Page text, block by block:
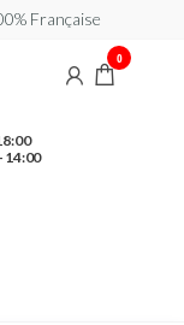
Française
14:00
0